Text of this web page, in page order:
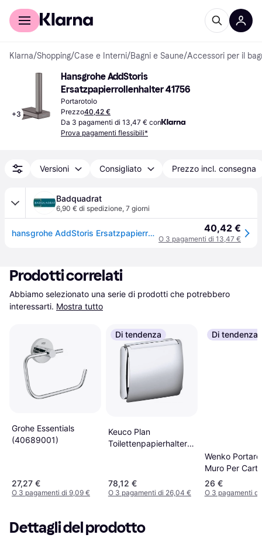
Per il tuo shopping
Klarna/Shopping/Case e Interni/Bagni e Saune/Accessori per il
+3
Hansgrohe AddStoris
Ersatzpapierrollenhalter 41756
Portarotolo
Prezzo40,42 €
Da 3 pagamenti di 13,47 € con
Prova pagamenti flessibili*
Versioni Consigliato Prezzo incl. consegna
Badquadrat
6,90 € di spedizione, 7 giorni
hansgrohe AddStoris Ersatzpapierrollenhalter, 41756340 40,42 €
O 3 pagamenti di 13,47 €
Prodotti correlati
Abbiamo selezionato una serie di prodotti che potrebbero
interessarti. Mostra tutto
Grohe Essentials
(40689001)
27,27 €
O 3 pagamenti di 9,09 €
Di tendenza
Keuco Plan
Toilettenpapierhalter
78,12 €
O 3 pagamenti di 26,04 €
Di tendenza
Wenko
Muro Per Carta
Igienica Bosio
x 10.5 x 6.5
26 €
O 3 pagamenti
Dettagli del prodotto